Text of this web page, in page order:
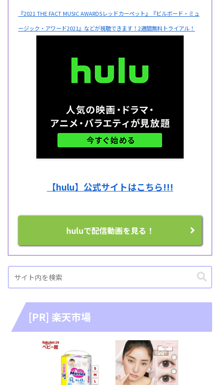
『2021 THE FACT MUSIC AWARDSレッドカーペット』『ビルボード・ミュ
ージック・アワード2021』などが視聴できます！2週間無料トライアル！
【hulu】公式サイトはこちら!!!
huluで配信動画を見る！
[PR] 楽天市場